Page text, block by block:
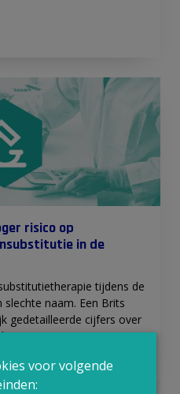
risico op
in de
tijdens de
naam. Een Brits
gedetailleerde cijfers over
voor volgende